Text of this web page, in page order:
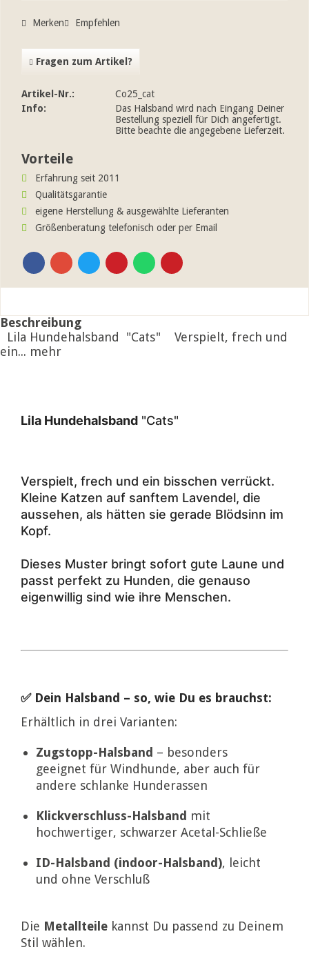
Merken Empfehlen
Fragen zum Artikel?
Artikel-Nr.:
Co25_cat
Info:
Das Halsband wird nach Eingang Deiner
Bestellung speziell für Dich angefertigt.
Bitte beachte die angegebene Lieferzeit.
Vorteile
Erfahrung seit 2011
Qualitätsgarantie
eigene Herstellung & ausgewählte Lieferanten
Größenberatung telefonisch oder per Email
Beschreibung
Lila Hundehalsband "Cats" Verspielt, frech und
ein... mehr
Lila Hundehalsband "Cats"
Verspielt, frech und ein bisschen verrückt.
Kleine Katzen auf sanftem Lavendel, die
aussehen, als hätten sie gerade Blödsinn im
Kopf.
Dieses Muster bringt sofort gute Laune und
passt perfekt zu Hunden, die genauso
eigenwillig sind wie ihre Menschen.
✅ Dein Halsband – so, wie Du es brauchst:
Erhältlich in drei Varianten:
Zugstopp-Halsband – besonders
geeignet für Windhunde, aber auch für
andere schlanke Hunderassen
Klickverschluss-Halsband mit
hochwertiger, schwarzer Acetal-Schließe
ID-Halsband (indoor-Halsband), leicht
und ohne Verschluß
Die Metallteile kannst Du passend zu Deinem
Stil wählen.